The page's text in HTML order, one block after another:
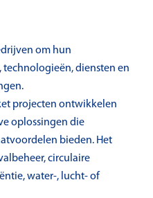
om hun
diensten en
projecten ontwikkelen
oplossingen die
bieden. Het
circulaire
water-, lucht- of